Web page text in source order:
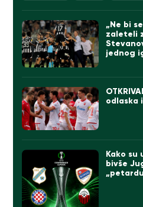
„Ne bi
zaleteli
jednog
odlaska
Kako su
bivše